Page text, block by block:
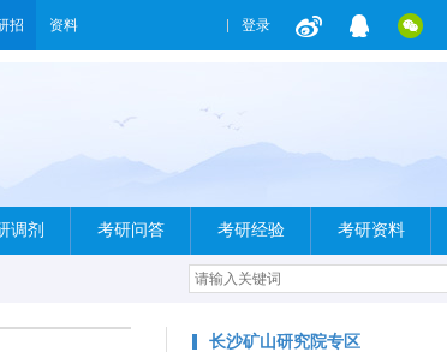
招 资料 登录
调剂 考研问答 考研经验 考研资料
长沙矿山研究院专区